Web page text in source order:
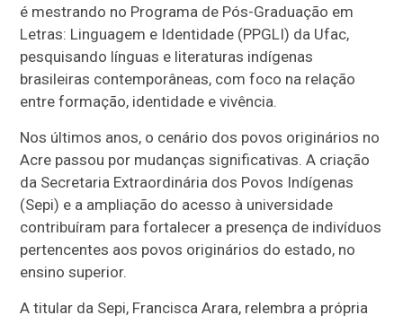
é mestrando no Programa de Pós-Graduação em
Letras: Linguagem e Identidade (PPGLI) da Ufac,
pesquisando línguas e literaturas indígenas
brasileiras contemporâneas, com foco na relação
entre formação, identidade e vivência.
Nos últimos anos, o cenário dos povos originários no
Acre passou por mudanças significativas. A criação
da Secretaria Extraordinária dos Povos Indígenas
(Sepi) e a ampliação do acesso à universidade
contribuíram para fortalecer a presença de indivíduos
pertencentes aos povos originários do estado, no
ensino superior.
A titular da Sepi, Francisca Arara, relembra a própria